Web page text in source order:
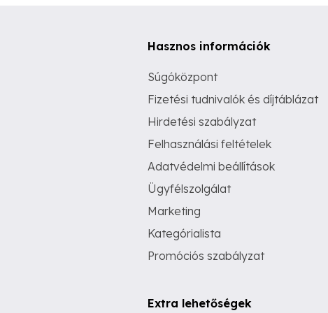
Hasznos információk
Súgóközpont
Fizetési tudnivalók és díjtáblázat
Hirdetési szabályzat
Felhasználási feltételek
Adatvédelmi beállítások
Ügyfélszolgálat
Marketing
Kategórialista
Promóciós szabályzat
Extra lehetőségek